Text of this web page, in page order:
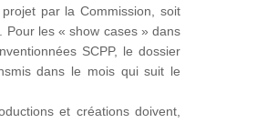
projet par la Commission, soit
Pour les « show cases » dans
SCPP, le dossier
dans le mois qui suit le
et créations doivent,